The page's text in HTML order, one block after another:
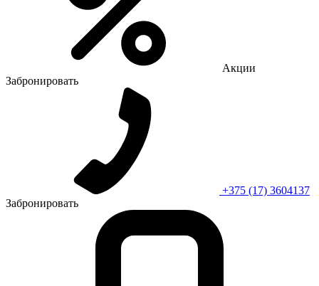
Акции
Забронировать
+375 (17) 3604137
Забронировать